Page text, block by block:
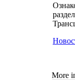
More